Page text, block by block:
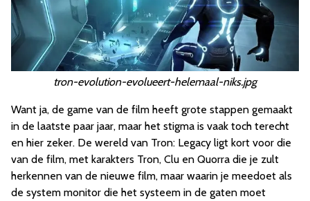
tron-evolution-evolueert-helemaal-niks.jpg
Want ja, de game van de film heeft grote stappen gemaakt
in de laatste paar jaar, maar het stigma is vaak toch terecht
en hier zeker. De wereld van Tron: Legacy ligt kort voor die
van de film, met karakters Tron, Clu en Quorra die je zult
herkennen van de nieuwe film, maar waarin je meedoet als
de system monitor die het systeem in de gaten moet